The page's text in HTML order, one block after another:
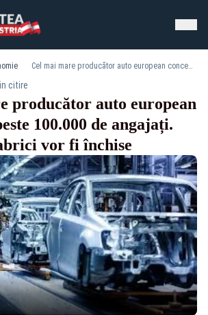
Cel mai mare producător auto european concediază peste 100.000 de angajați. Mai multe fabrici vor fi închise
citire
producător auto european
100.000 de angajați.
vor fi închise